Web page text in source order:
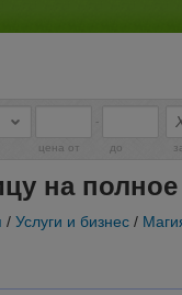
-
цена от до
на
/ Услуги и бизнес /